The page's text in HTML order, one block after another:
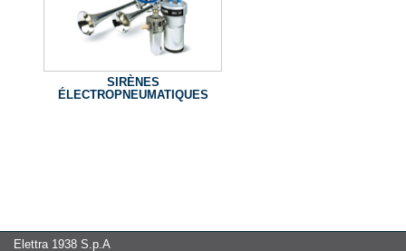
SIRÈNES
ÉLECTROPNEUMATIQUES
Elettra 1938 S.p.A